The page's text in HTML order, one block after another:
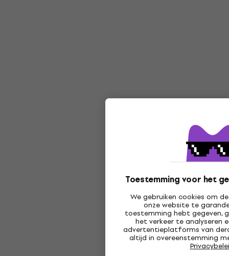
Toestemming voor het
We gebruiken cookies om
onze website te
toestemming hebt gegeven,
het verkeer te analyseren
advertentieplatforms van
altijd in overeenstemming